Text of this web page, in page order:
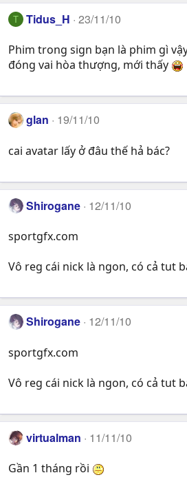
T Tidus_H 23/11/10
Phim trong sign bạn là phim gì
đóng vai hòa thượng, mới thấy
glan 19/11/10
cai avatar lấy ở đâu thế hả bác?
Shirogane 12/11/10
sportgfx.com
Vô reg cái nick là ngon, có cả tut
Shirogane 12/11/10
sportgfx.com
Vô reg cái nick là ngon, có cả tut
virtualman 11/11/10
Gần 1 tháng rồi